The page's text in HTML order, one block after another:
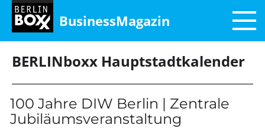
BusinessMagazin
BERLINboxx Hauptstadtkalender
100 Jahre DIW Berlin | Zentrale
Jubiläumsveranstaltung